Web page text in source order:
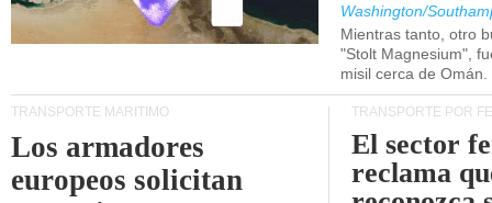
Washington/
Mientras tanto, otro
"Stolt Magnesium",
misil cerca de Omán.
TRANSPORTE MARÍTIMO
Los armadores
europeos solicitan
TRANSPORTE POR
El sector
reclama